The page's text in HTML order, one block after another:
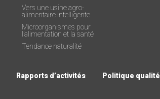
Vers une usine agro-
alimentaire intelligente
Microorganismes pour
l’alimentation et la santé
Tendance naturalité
Rapports d’activités Politique qualité